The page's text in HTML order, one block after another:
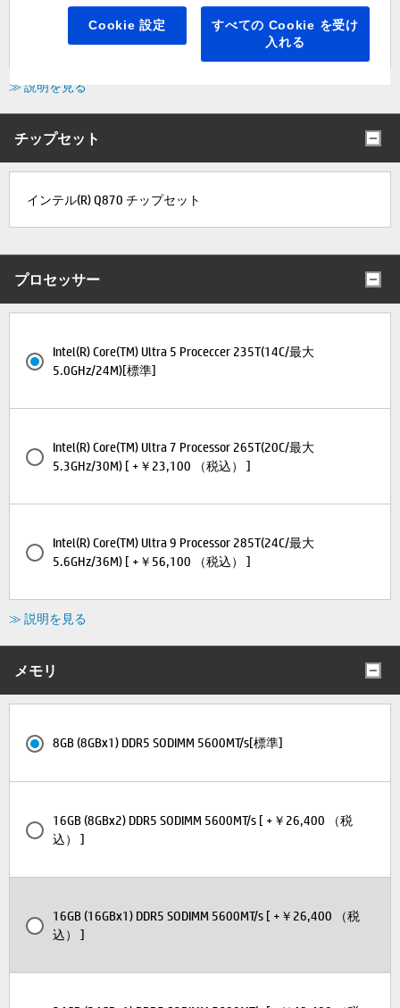
Microsoft Office Home & Business 2024 (日本語) デジタルア
タッチ版 [ +￥35,200 （税込） ]
≫ 説明を見る
チップセット
インテル(R) Q870 チップセット
プロセッサー
Intel(R) Core(TM) Ultra 5 Proceccer 235T(14C/最大
5.0GHz/24M)[標準]
Intel(R) Core(TM) Ultra 7 Processor 265T(20C/最大
5.3GHz/30M) [ +￥23,100 （税込） ]
Intel(R) Core(TM) Ultra 9 Processor 285T(24C/最大
5.6GHz/36M) [ +￥56,100 （税込） ]
≫ 説明を見る
メモリ
8GB (8GBx1) DDR5 SODIMM 5600MT/s[標準]
16GB (8GBx2) DDR5 SODIMM 5600MT/s [ +￥26,400 （税
込） ]
16GB (16GBx1) DDR5 SODIMM 5600MT/s [ +￥26,400 （税
込） ]
Cookie 設定
すべての Cookie を受け
入れる